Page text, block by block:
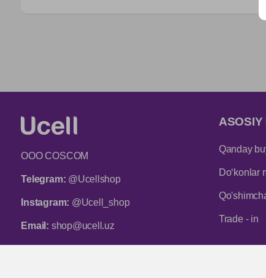
ООО COSCOM
Telegram: @Ucellshop
Instagram: @Ucell_shop
Email: shop@ucell.uz
ASOSIY
Qanday
Do‘konlar
Trade - in